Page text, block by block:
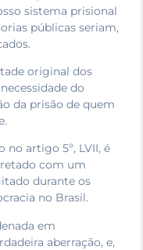
sistema prisional
públicas seriam,
original dos
do
da prisão de quem
artigo 5º, LVII, é
com um
durante os
no Brasil.
em
aberração, e,